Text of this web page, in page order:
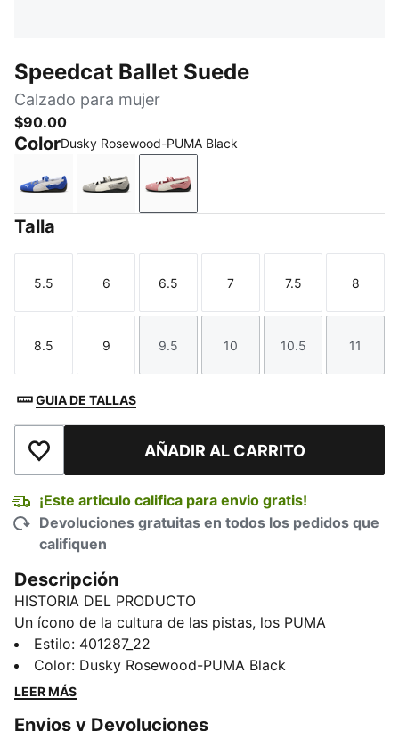
Speedcat Ballet Suede
Calzado para mujer
$90.00
ColorDusky Rosewood-PUMA Black
Royal Sapphire-PUMA Black
Mouse Gray-PUMA Black
Dusky Rosewood-PUMA Black
Talla
Talla
5.5
Talla
6
Talla
6.5
Talla
7
Talla
7.5
Talla
8
Talla
8.5
Talla
9
Talla
9.5
Talla
10
Talla
10.5
Talla
11
GUIA DE TALLAS
Añadir a la lista de deseosAÑADIR AL CARRITO
¡Este articulo califica para envio gratis!
Devoluciones gratuitas en todos los pedidos que
califiquen
Descripción
HISTORIA DEL PRODUCTO
Un ícono de la cultura de las pistas, los PUMA
Speedcat han sido sinónimo de velocidad, precisión y
rendimiento inigualable durante más de 25 años.
Nacieron como un estilo de Fórmula 1®, pero con el
Estilo: 401287_22
Color: Dusky Rosewood-PUMA Black
LEER MÁS
Envios y Devoluciones